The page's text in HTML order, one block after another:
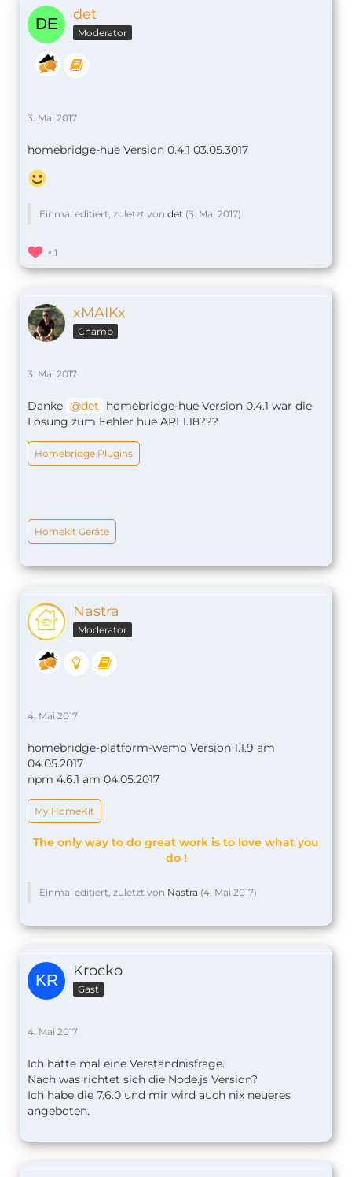
det
Moderator
3. Mai 2017
homebridge-hue Version 0.4.1 03.05.3017
Einmal editiert, zuletzt von det (3. Mai 2017)
1
xMAIKx
Champ
3. Mai 2017
Danke det
homebridge-hue Version 0.4.1 war die
Lösung zum Fehler hue API 1.18???
Homebridge Plugins
Homekit Geräte
Nastra
Moderator
4. Mai 2017
homebridge-platform-wemo Version 1.1.9 am
04.05.2017
npm 4.6.1 am 04.05.2017
My HomeKit
The only way to do great work is to love what you
do !
Einmal editiert, zuletzt von Nastra (4. Mai 2017)
Krocko
Gast
4. Mai 2017
Ich hätte mal eine Verständnisfrage.
Nach was richtet sich die Node.js Version?
Ich habe die 7.6.0 und mir wird auch nix neueres
angeboten.